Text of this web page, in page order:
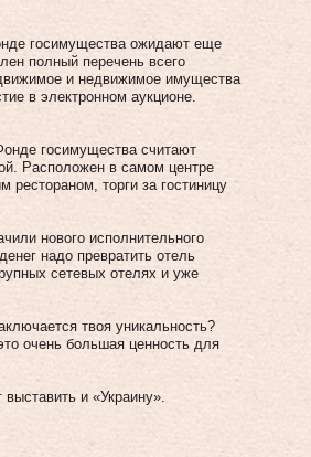
госимущества ожидают еще
полный перечень всего
и недвижимое имущества
в электронном аукционе.
госимущества считают
Расположен в самом центре
торги за гостиницу
нового исполнительного
надо превратить отель
сетевых отелях и уже
твоя уникальность?
очень большая ценность для
и «Украину».